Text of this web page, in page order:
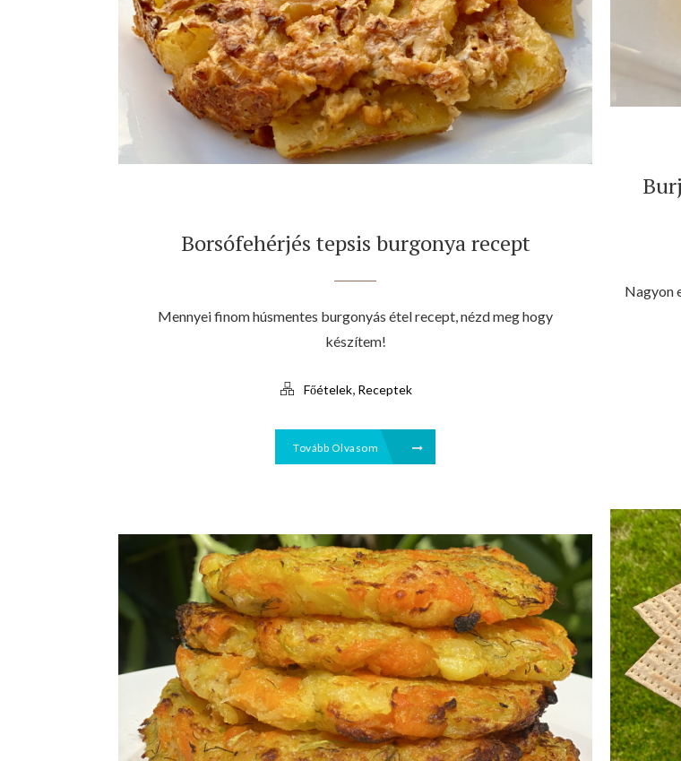
Nagyon
Borsófehérjés tepsis burgonya recept
Mennyei finom húsmentes burgonyás étel recept, nézd meg hogy
készítem!
Főételek Receptek
Tovább Olvasom